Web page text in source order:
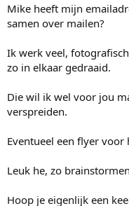
Mike heeft mijn
samen over mailen?
Ik werk veel,
zo in elkaar gedraaid.
Die wil ik wel voor jou
verspreiden.
Eventueel een flyer
Leuk he, zo
Hoop je eigenlijk een